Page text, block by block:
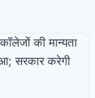
की मान्यता
सरकार करेगी